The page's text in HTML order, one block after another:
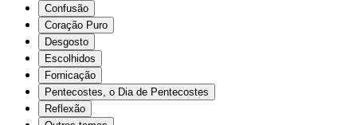
Confusão
Coração Puro
Desgosto
Escolhidos
Fornicação
Pentecostes, o Dia de Pentecostes
Reflexão